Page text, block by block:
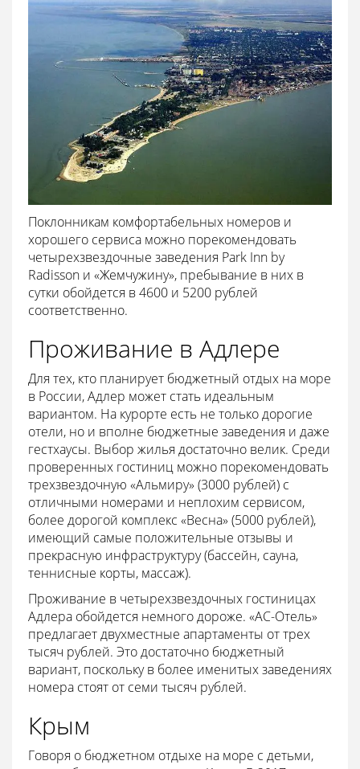
Поклонникам комфортабельных номеров и
хорошего сервиса можно порекомендовать
четырехзвездочные заведения Park Inn by
Radisson и «Жемчужину», пребывание в них в
сутки обойдется в 4600 и 5200 рублей
соответственно.
Проживание в Адлере
Для тех, кто планирует бюджетный отдых на море
в России, Адлер может стать идеальным
вариантом. На курорте есть не только дорогие
отели, но и вполне бюджетные заведения и даже
гестхаусы. Выбор жилья достаточно велик. Среди
проверенных гостиниц можно порекомендовать
трехзвездочную «Альмиру» (3000 рублей) с
отличными номерами и неплохим сервисом,
более дорогой комплекс «Весна» (5000 рублей),
имеющий самые положительные отзывы и
прекрасную инфраструктуру (бассейн, сауна,
теннисные корты, массаж).
Проживание в четырехзвездочных гостиницах
Адлера обойдется немного дороже. «АС-Отель»
предлагает двухместные апартаменты от трех
тысяч рублей. Это достаточно бюджетный
вариант, поскольку в более именитых заведениях
номера стоят от семи тысяч рублей.
Крым
Говоря о бюджетном отдыхе на море с детьми,